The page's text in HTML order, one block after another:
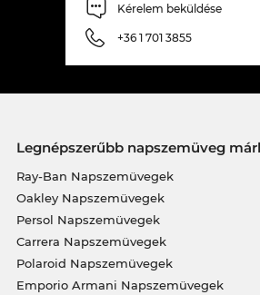
Kérelem beküldése
+36 1 701 3855
Legnépszerűbb napszemüveg
Ray-Ban Napszemüvegek
Oakley Napszemüvegek
Persol Napszemüvegek
Carrera Napszemüvegek
Polaroid Napszemüvegek
Emporio Armani Napszemüvegek